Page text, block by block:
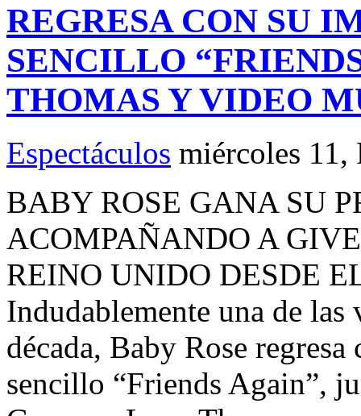
REGRESA CON SU
SENCILLO
THOMAS Y VIDEO
Espectáculos miércoles 11,
BABY ROSE GANA SU
ACOMPAÑANDO A
REINO UNIDO
Indudablemente una de las
década, Baby Rose
sencillo “Friends Again”,